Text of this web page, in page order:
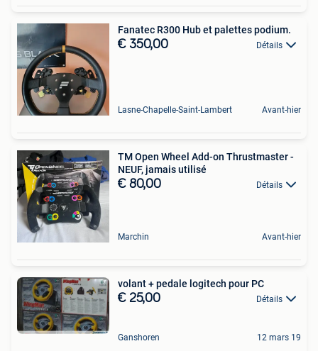
Fanatec R300 Hub et palettes podium.
€ 350,00 Détails
Lasne-Chapelle-Saint-Lambert Avant-hier
TM Open Wheel Add-on Thrustmaster -
NEUF, jamais utilisé
€ 80,00 Détails
Marchin Avant-hier
volant + pedale logitech pour PC
€ 25,00 Détails
Ganshoren 12 mars 19